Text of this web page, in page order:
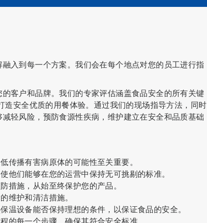
入到每一个方案。我们会在每个地点对您的员工进行指
客户和品牌。我们的专家评估涵盖食品安全的所有关键
安全优质的用餐体验。通过我们的现场指导方法，同时
轻风险，预防食源性疾病，维护建立在安全和品质基础
传播有害病原体的可能性至关重要。
他们能够在您的运营中保持无可挑剔的标准。
措施，从始至终保护您的产品。
维护和清洁措施。
温设备能否保持理想的条件，以保证食品的安全。